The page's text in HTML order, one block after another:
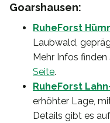
Goarshausen:
RuheForst
Laubwald,
Mehr Infos finden
Seite.
RuheForst
erhöhter Lage,
Details gibt es